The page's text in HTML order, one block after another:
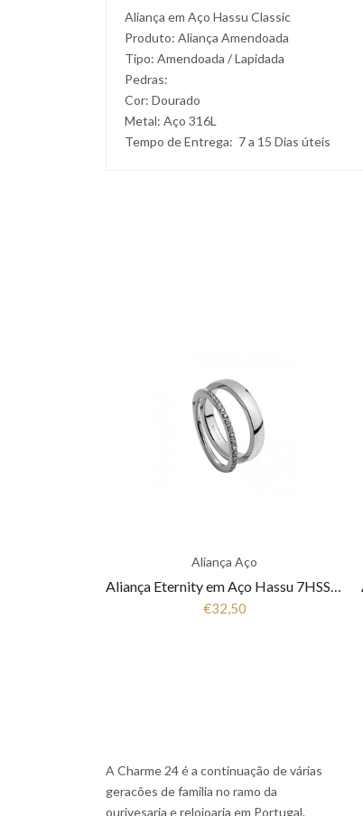
Aliança em Aço Hassu Classic
Produto: Aliança Amendoada
Tipo: Amendoada / Lapidada
Pedras:
Cor: Dourado
Metal: Aço 316L
Tempo de Entrega: 7 a 15 Dias úteis
Aliança Aço
Aliança Eternity em Aço Hassu 7HSS010148A
€32,50
A Charme 24 é a continuação de várias
geracões de familia no ramo da
ourivesaria e relojoaria em Portugal.